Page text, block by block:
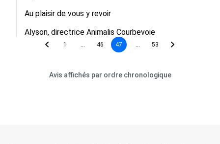
Au plaisir de vous y revoir
Alyson, directrice Animalis Courbevoie
1 46 47 53
Avis affichés par ordre chronologique